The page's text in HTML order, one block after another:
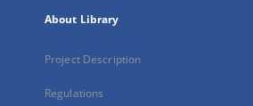
About Library
Project Description
Regulations